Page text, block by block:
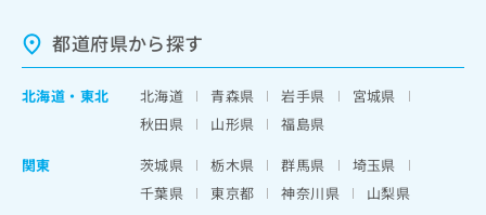
都道府県から探す
北海道 ・ 東北 北海道 青森県 岩手県
宮城県
秋田県
山形県
福島県
関東
茨城県 栃木県 群馬県
埼玉県
千葉県
東京都 神奈川県
山梨県